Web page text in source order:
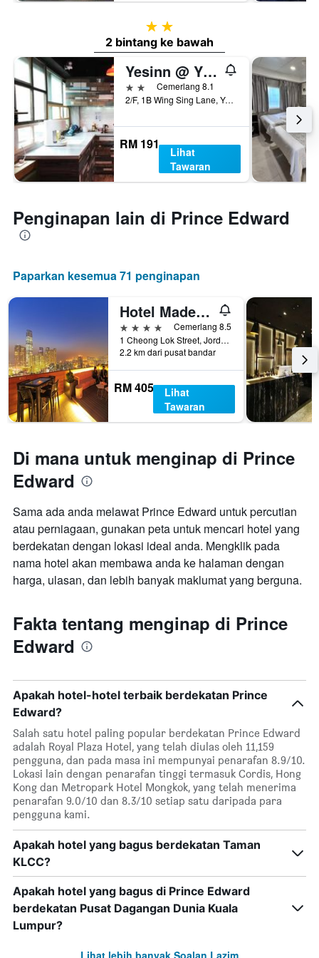
2 bintang
2 bintang ke bawah
Yesinn @ Ymt
2 bintangCemerlang 8.1
2/F, 1B Wing Sing Lane, Yau Ma Tei, Hong Kong, Hong Kong
RM 191
Lihat
Tawaran
Penginapan lain di Prince Edward
Paparkan kesemua 71 penginapan
Hotel Madera Hong Kong
4 bintang
Cemerlang 8.5
1 Cheong Lok Street, Jordan, Hong Kong, Hong Kong
2.2 km dari pusat bandar
RM 405
Lihat
Tawaran
Di mana untuk menginap di Prince
Edward
Sama ada anda melawat Prince Edward untuk percutian
atau perniagaan, gunakan peta untuk mencari hotel yang
berdekatan dengan lokasi ideal anda. Mengklik pada
nama hotel akan membawa anda ke halaman dengan
harga, ulasan, dan lebih banyak maklumat yang berguna.
Fakta tentang menginap di Prince
Edward
Apakah hotel-hotel terbaik berdekatan Prince
Edward?
Salah satu hotel paling popular berdekatan Prince Edward
adalah Royal Plaza Hotel, yang telah diulas oleh 11,159
pengguna, dan pada masa ini mempunyai penarafan 8.9/10.
Lokasi lain dengan penarafan tinggi termasuk Cordis, Hong
Kong dan Metropark Hotel Mongkok, yang telah menerima
penarafan 9.0/10 dan 8.3/10 setiap satu daripada para
pengguna kami.
Apakah hotel yang bagus berdekatan Taman
KLCC?
Apakah hotel yang bagus di Prince Edward
berdekatan Pusat Dagangan Dunia Kuala
Lumpur?